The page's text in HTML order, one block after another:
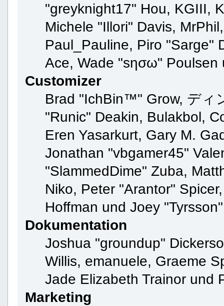
"greyknight17" Hou, KGIII,
Michele "Illori" Davis,
Paul_Pauline, Piro "Sarge"
Ace, Wade "sησω" Poulsen
Customizer
Brad "IchBin™" Grow, ディ
"Runic" Deakin, Bulakbol,
Eren Yasarkurt, Gary M.
Jonathan "vbgamer45"
"SlammedDime" Zuba,
Niko, Peter "Arantor"
Hoffman und Joey
Dokumentation
Joshua "groundup"
Willis, emanuele, Graeme
Jade Elizabeth Trainor und
Marketing